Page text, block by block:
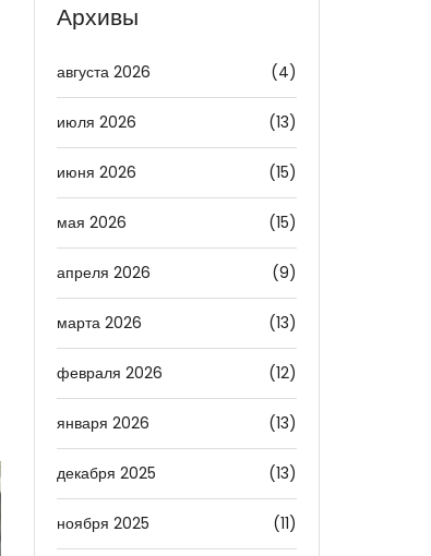
Архивы
августа 2026 (4)
июля 2026 (13)
июня 2026 (15)
мая 2026 (15)
апреля 2026 (9)
марта 2026 (13)
февраля 2026 (12)
января 2026 (13)
декабря 2025 (13)
ноября 2025 (11)